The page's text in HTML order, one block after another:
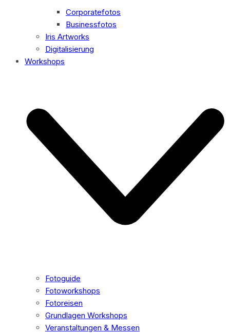
Corporatefotos
Businessfotos
Iris Artworks
Digitalisierung
Workshops
Fotoguide
Fotoworkshops
Fotoreisen
Grundlagen Workshops
Veranstaltungen & Messen